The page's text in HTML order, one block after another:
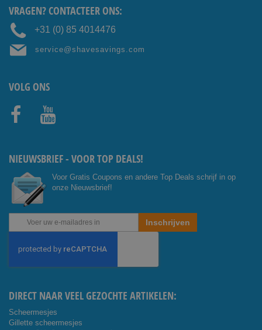
VRAGEN? CONTACTEER ONS:
+31 (0) 85 4014476
service@shavesavings.com
VOLG ONS
NIEUWSBRIEF - VOOR TOP DEALS!
Voor Gratis Coupons en andere Top Deals schrijf in op
onze Nieuwsbrief!
Abonneer
onze
Inschrijven
DIRECT NAAR VEEL GEZOCHTE ARTIKELEN:
Scheermesjes
Gillette scheermesjes